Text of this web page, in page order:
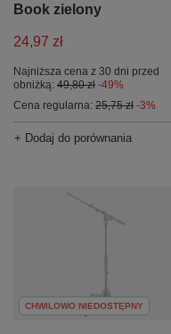
Book zielony
24,97 zł
Najniższa cena z 30 dni przed
obniżką: 49,80 zł -49%
Cena regularna: 25,75 zł -3%
+ Dodaj do porównania
CHWILOWO NIEDOSTĘPNY